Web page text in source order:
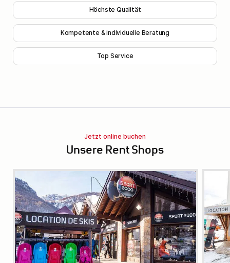
Höchste Qualität
Kompetente & individuelle Beratung
Top Service
Jetzt online buchen
Unsere Rent Shops